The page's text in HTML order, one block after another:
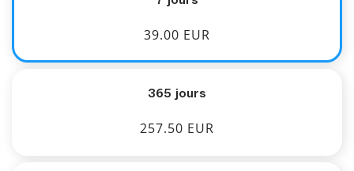
39.00 EUR
365 jours
257.50 EUR